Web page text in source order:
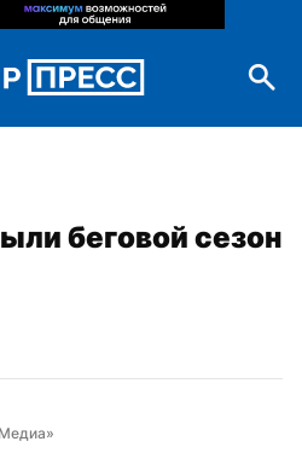
беговой сезон